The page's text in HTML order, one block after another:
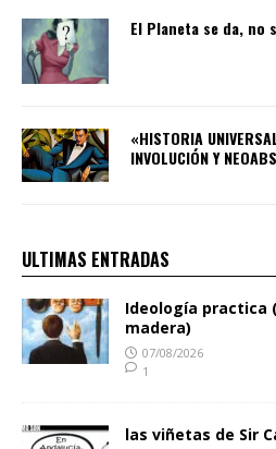
El Planeta se da, no
«HISTORIA
INVOLUCIÓN Y
ULTIMAS ENTRADAS
Ideología practica
madera)
07/08/2026
1
las viñetas de Sir